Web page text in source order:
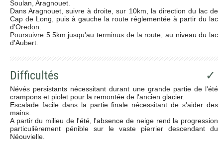
Soulan, Aragnouet.
Dans Aragnouet, suivre à droite, sur 10km, la direction du lac de
Cap de Long, puis à gauche la route réglementée à partir du lac
d'Oredon.
Poursuivre 5.5km jusqu'au terminus de la route, au niveau du lac
d'Aubert.
Difficultés ✓
Névés persistants nécessitant durant une grande partie de l'été
crampons et piolet pour la remontée de l'ancien glacier.
Escalade facile dans la partie finale nécessitant de s'aider des
mains.
A partir du milieu de l'été, l'absence de neige rend la progression
particulièrement pénible sur le vaste pierrier descendant du
Néouvielle.